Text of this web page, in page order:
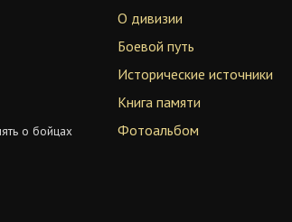
о бойцах
О дивизии
Боевой путь
Исторические источники
Книга памяти
Фотоальбом